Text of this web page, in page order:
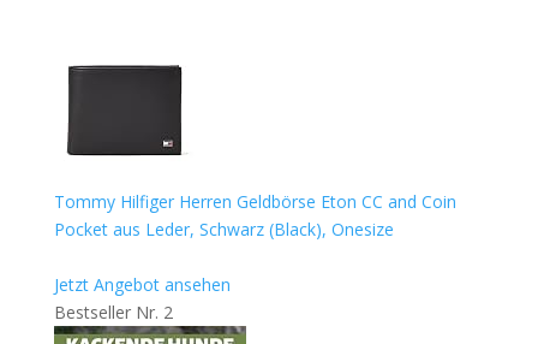
Tommy Hilfiger Herren Geldbörse Eton CC and Coin
Pocket aus Leder, Schwarz (Black), Onesize
Jetzt Angebot ansehen
Bestseller Nr. 2